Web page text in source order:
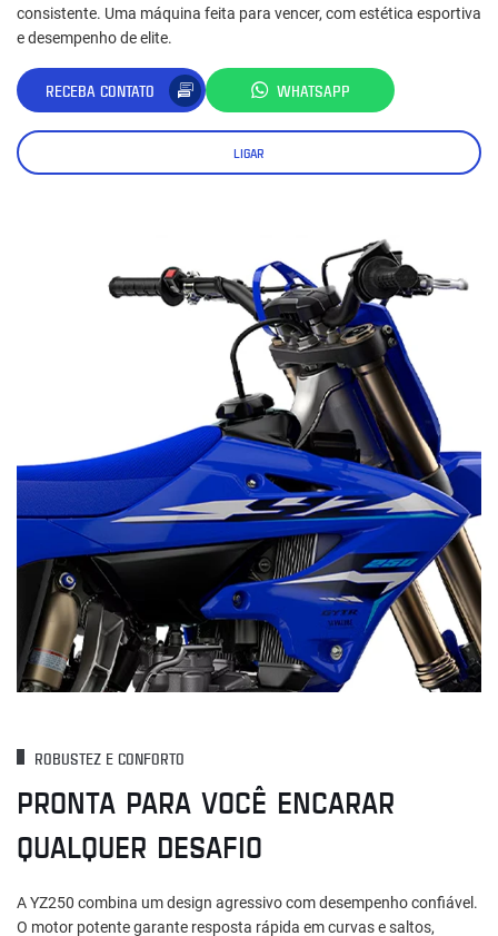
consistente. Uma máquina feita para vencer, com estética esportiva
e desempenho de elite.
RECEBA CONTATO WHATSAPP
LIGAR
ROBUSTEZ E CONFORTO
PRONTA PARA VOCÊ ENCARAR
QUALQUER DESAFIO
A YZ250 combina um design agressivo com desempenho confiável.
O motor potente garante resposta rápida em curvas e saltos,